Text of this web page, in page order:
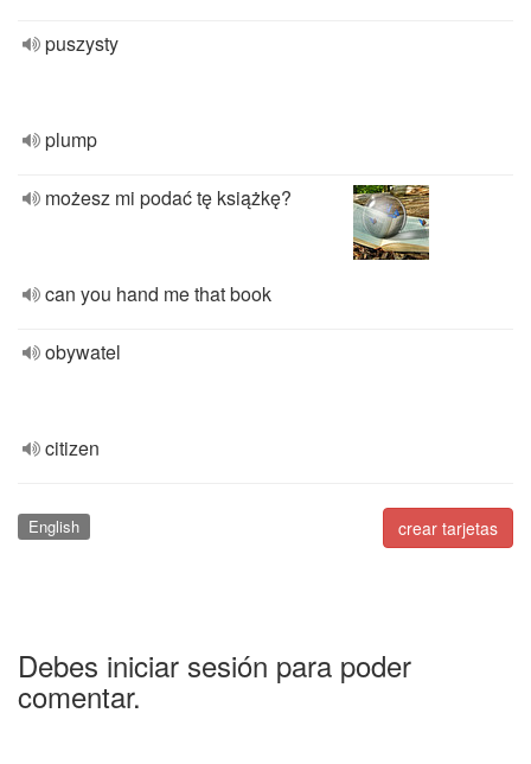
puszysty
plump
możesz mi podać tę książkę?
can you hand me that book
obywatel
citizen
crear tarjetas
English
Debes iniciar sesión para poder
comentar.